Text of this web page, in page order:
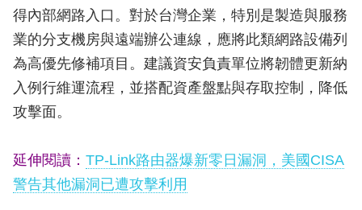
得內部網路入口。對於台灣企業，特別是製造與服務
業的分支機房與遠端辦公連線，應將此類網路設備列
為高優先修補項目。建議資安負責單位將韌體更新納
入例行維運流程，並搭配資產盤點與存取控制，降低
攻擊面。
延伸閱讀： TP-Link路由器爆新零日漏洞，美國CISA
警告其他漏洞已遭攻擊利用